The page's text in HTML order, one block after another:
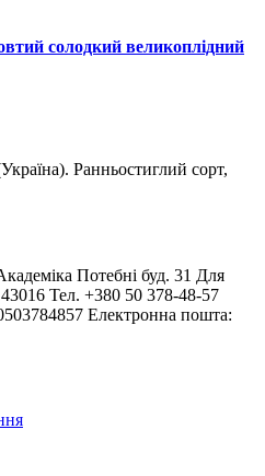
солодкий великоплідний
Ранньостиглий сорт,
Потебні буд. 31 Для
Тел. +380 50 378-48-57
Електронна пошта: